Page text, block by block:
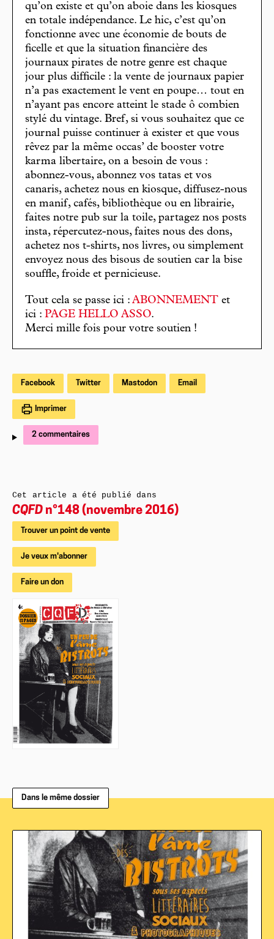
qu’on existe et qu’on aboie dans les kiosques
en totale indépendance. Le hic, c’est qu’on
fonctionne avec une économie de bouts de
ficelle et que la situation financière des
journaux pirates de notre genre est chaque
jour plus difficile : la vente de journaux papier
n’a pas exactement le vent en poupe… tout en
n’ayant pas encore atteint le stade ô combien
stylé du vintage. Bref, si vous souhaitez que ce
journal puisse continuer à exister et que vous
rêvez par la même occas’ de booster votre
karma libertaire, on a besoin de vous :
abonnez-vous, abonnez vos tatas et vos
canaris, achetez nous en kiosque, diffusez-nous
en manif, cafés, bibliothèque ou en librairie,
faites notre pub sur la toile, partagez nos posts
insta, répercutez-nous, faites nous des dons,
achetez nos t-shirts, nos livres, ou simplement
envoyez nous des bisous de soutien car la bise
souffle, froide et pernicieuse.
Tout cela se passe ici : ABONNEMENT et
ici : PAGE HELLO ASSO.
Merci mille fois pour votre soutien !
Facebook Twitter Mastodon Email
Imprimer
2 commentaires
Cet article a été publié dans
CQFD n°148 (novembre 2016)
Trouver un point de vente
Je veux m'abonner
Faire un don
Dans le même dossier